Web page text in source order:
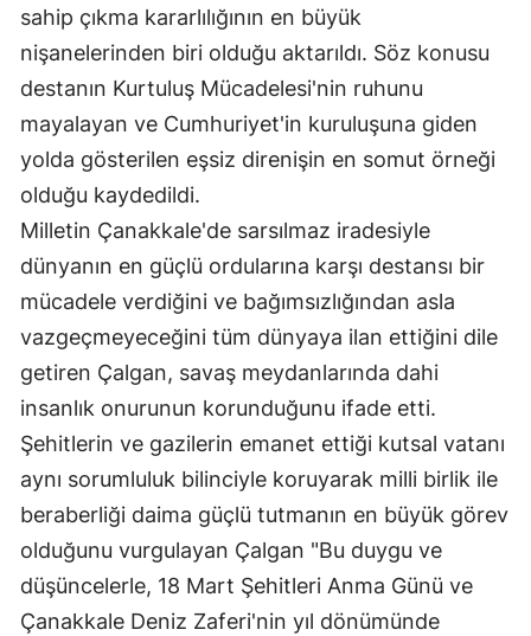
Gaziantep
Giresun
Hakkari
Hatay
Isparta
Mersin
İstanbul
İzmir
Kars
Kastamonu
Kayseri
sahip çıkma kararlılığının en büyük
nişanelerinden biri olduğu aktarıldı. Söz konusu
destanın Kurtuluş Mücadelesi'nin ruhunu
mayalayan ve Cumhuriyet'in kuruluşuna giden
yolda gösterilen eşsiz direnişin en somut örneği
olduğu kaydedildi.
Milletin Çanakkale'de sarsılmaz iradesiyle
dünyanın en güçlü ordularına karşı destansı bir
mücadele verdiğini ve bağımsızlığından asla
vazgeçmeyeceğini tüm dünyaya ilan ettiğini dile
getiren Çalgan, savaş meydanlarında dahi
insanlık onurunun korunduğunu ifade etti.
Şehitlerin ve gazilerin emanet ettiği kutsal vatanı
aynı sorumluluk bilinciyle koruyarak milli birlik ile
beraberliği daima güçlü tutmanın en büyük görev
olduğunu vurgulayan Çalgan "Bu duygu ve
düşüncelerle, 18 Mart Şehitleri Anma Günü ve
Çanakkale Deniz Zaferi'nin yıl dönümünde